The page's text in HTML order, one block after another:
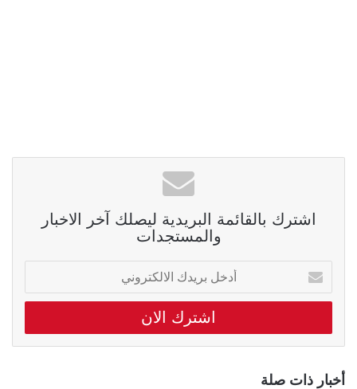
اشترك بالقائمة البريدية ليصلك آخر الاخبار
والمستجدات
أدخل
بريدك
الالكتروني
أخبار ذات صلة